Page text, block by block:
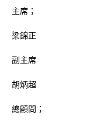
主席；
梁錦正
副主席
胡炳超
總顧問；